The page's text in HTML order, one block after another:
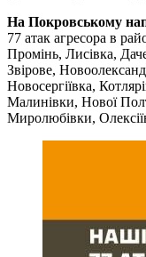
На Покровському
77 атак агресора в
Промінь, Лисівка,
Звірове,
Новосергіївка,
Малинівки, Нової
Миролюбівки,